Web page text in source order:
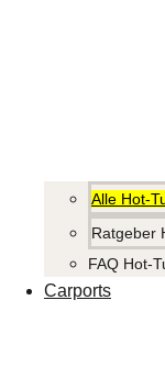
Alle Hot-
Ratgeber
FAQ Hot-
Carports